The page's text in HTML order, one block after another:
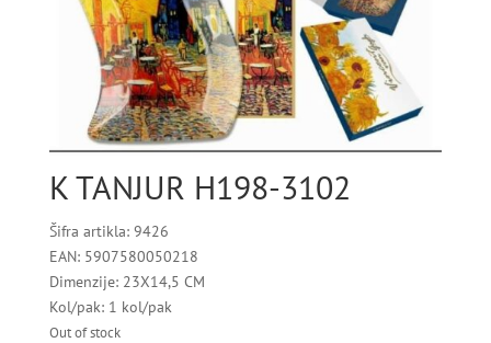
K TANJUR H198-3102
Šifra artikla: 9426
EAN: 5907580050218
Dimenzije: 23X14,5 CM
Kol/pak: 1 kol/pak
Out of stock